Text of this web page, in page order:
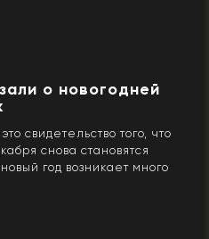
о новогодней
свидетельство того, что
снова становятся
год возникает много